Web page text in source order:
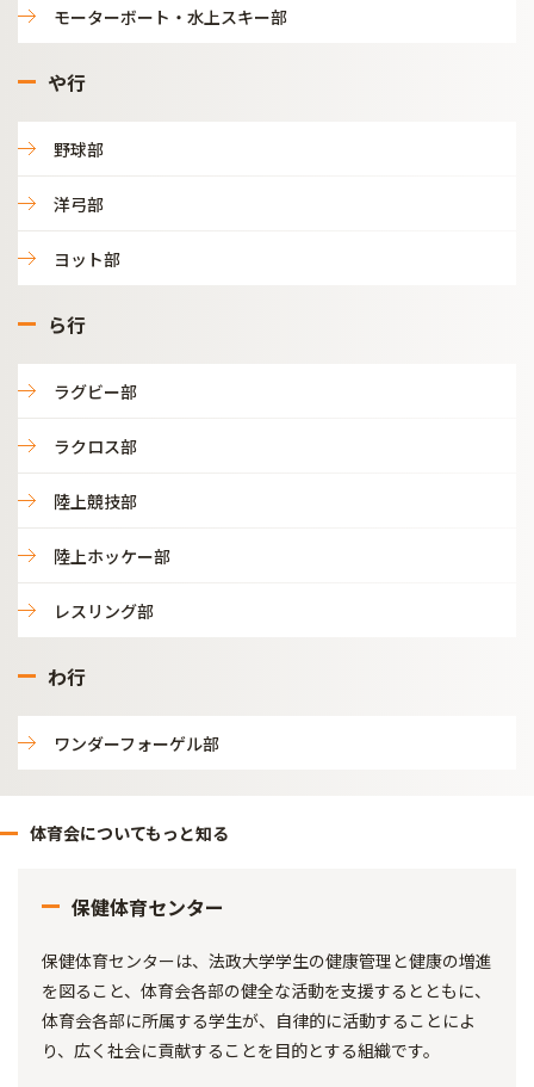
モーターボート・水上スキー部
や行
野球部
洋弓部
ヨット部
ら行
ラグビー部
ラクロス部
陸上競技部
陸上ホッケー部
レスリング部
わ行
ワンダーフォーゲル部
体育会についてもっと知る
保健体育センター
保健体育センターは、法政大学学生の健康管理と健康の増進
を図ること、体育会各部の健全な活動を支援するとともに、
体育会各部に所属する学生が、自律的に活動することによ
り、広く社会に貢献することを目的とする組織です。